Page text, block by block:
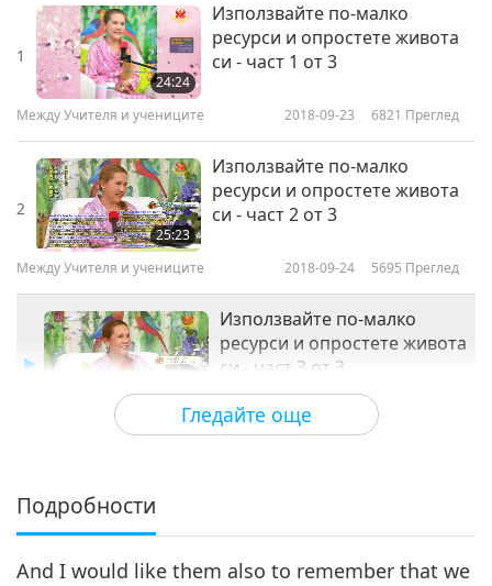
Гледайте още
1
24:24
Използвайте по-малко
ресурси и опростете живота
си - част 1 от 3
Между Учителя и учениците 2018-09-23 6821 Преглед
2
25:23
Използвайте по-малко
ресурси и опростете живота
си - част 2 от 3
Между Учителя и учениците 2018-09-24 5695 Преглед
Използвайте по-малко
ресурси и опростете живота
си - част 3 от 3
Между Учителя и учениците 2018-09-25 5812
Подробности
And I would like them also to remember that we